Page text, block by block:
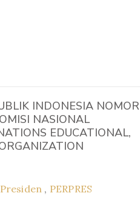
INDONESIA NOMOR
NASIONAL
EDUCATIONAL,
, PERPRES